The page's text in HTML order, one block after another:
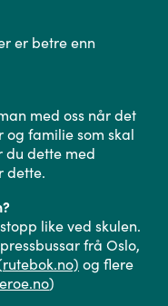
er betre enn
med oss når det
og familie som skal
dette med
dette.
like ved skulen.
frå Oslo,
rutebok.no) og flere
)